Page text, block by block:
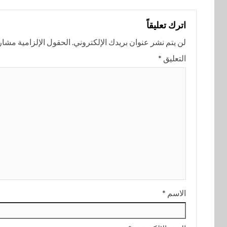
اترك تعليقاً
لن يتم نشر عنوان بريدك الإلكتروني. الحقول الإلزامية مشار
التعليق *
الاسم *